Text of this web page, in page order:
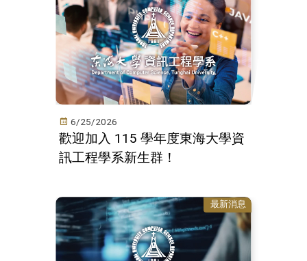
6/25/2026
歡迎加入 115 學年度東海大學資
訊工程學系新生群！
最新消息